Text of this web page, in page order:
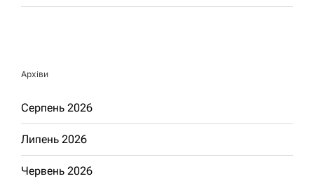
Архіви
Серпень 2026
Липень 2026
Червень 2026